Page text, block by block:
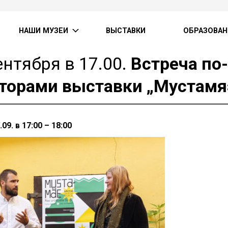
НАШИ МУЗЕИ ВЫСТАВКИ
в 17.00. Встреча
выставки
в 17:00 – 18:00